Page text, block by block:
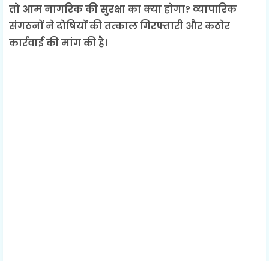
तो आम नागरिक की सुरक्षा का क्या होगा? व्यापारिक
संगठनों ने दोषियों की तत्काल गिरफ्तारी और कठोर
कार्रवाई की मांग की है।